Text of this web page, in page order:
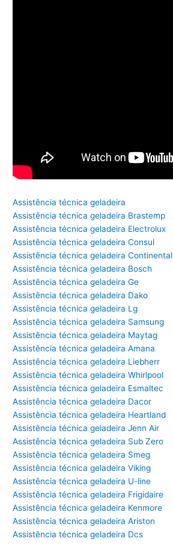
Assistência técnica geladeira
Assistência técnica geladeira Brastemp
Assistência técnica geladeira Electrolux
Assistência técnica geladeira Consul
Assistência técnica geladeira Continental
Assistência técnica geladeira Bosch
Assistência técnica geladeira Ge
Assistência técnica geladeira Dako
Assistência técnica geladeira Lg
Assistência técnica geladeira Samsung
Assistência técnica geladeira Maytag
Assistência técnica geladeira Amana
Assistência técnica geladeira Liebherr
Assistência técnica geladeira Whirlpool
Assistência técnica geladeira Esmaltec
Assistência técnica geladeira Dacor
Assistência técnica geladeira Heartland
Assistência técnica geladeira Jenn Air
Assistência técnica geladeira Sub Zero
Assistência técnica geladeira Smeg
Assistência técnica geladeira Viking
Assistência técnica geladeira U-line
Assistência técnica geladeira Frigidaire
Assistência técnica geladeira Kenmore
Assistência técnica geladeira Ariston
Assistência técnica geladeira Dcs